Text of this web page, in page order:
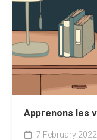
Apprenons les
7 February 2022